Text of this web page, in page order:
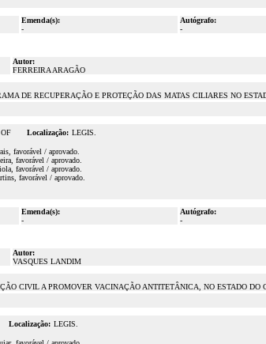
Emenda(s):
-
Autógrafo:
-
Autor:
FERREIRA ARAGÃO
DE RECUPERAÇÃO E PROTEÇÃO DAS MATAS CILIARES NO
Localização: LEGIS.
favorável / aprovado.
favorável / aprovado.
favorável / aprovado.
favorável / aprovado.
Emenda(s):
-
Autógrafo:
-
Autor:
VASQUES LANDIM
CIVIL A PROMOVER VACINAÇÃO ANTITETÂNICA, NO ESTADO DO
Localização: LEGIS.